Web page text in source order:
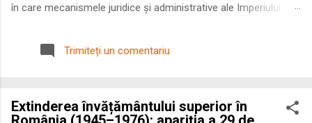
în care mecanismele juridice și administrative ale Imperiului
Într-o epocă în care prosperitatea excepțională a lumii romane
era susținută de o mobilitate socială dinamică și de o libertate
roman – în special a cetățenilor romani ( cives Romani ) în
Trimiteți un comentariu
Extinderea învățământului superior în